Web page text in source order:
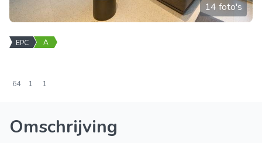
14 foto's
EPC A
64 1 1
Omschrijving